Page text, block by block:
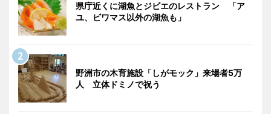
県庁近くに湖魚とジビエのレストラン 「ア
ユ、ビワマス以外の湖魚も」
野洲市の木育施設「しがモック」来場者5万
人 立体ドミノで祝う